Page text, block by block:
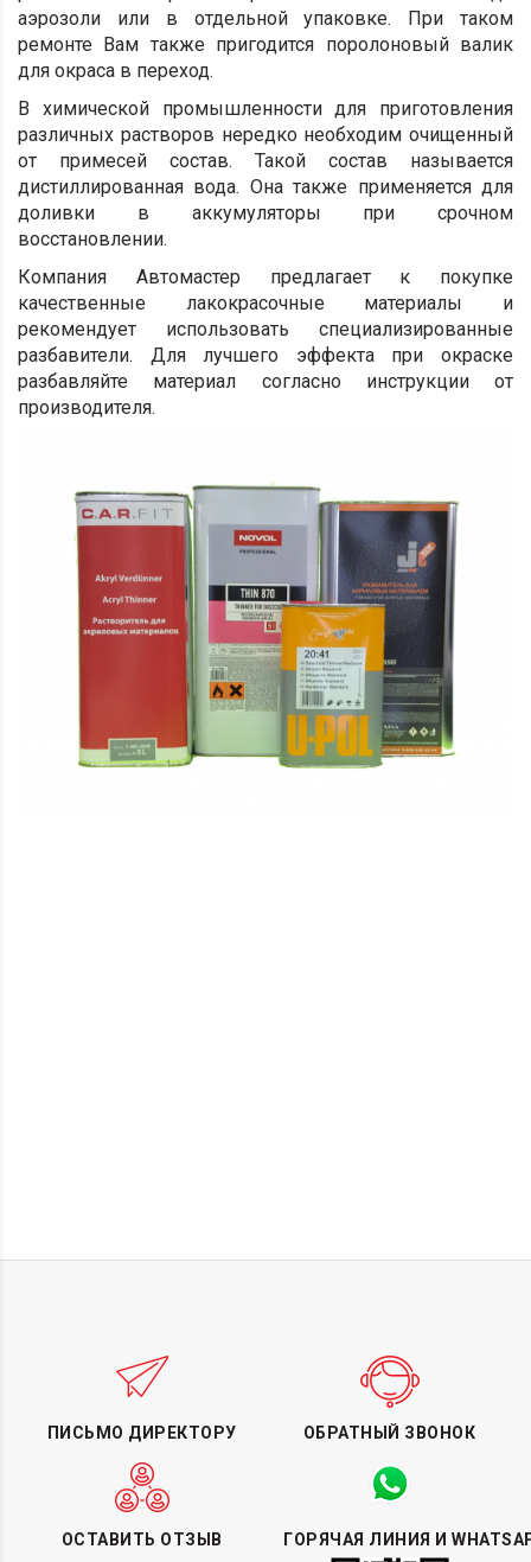
аэрозоли или в отдельной упаковке. При таком
ремонте Вам также пригодится поролоновый валик
для окраса в переход.
В химической промышленности для приготовления
различных растворов нередко необходим очищенный
от примесей состав. Такой состав называется
дистиллированная вода. Она также применяется для
доливки в аккумуляторы при срочном
восстановлении.
Компания Автомастер предлагает к покупке
качественные лакокрасочные материалы и
рекомендует использовать специализированные
разбавители. Для лучшего эффекта при окраске
разбавляйте материал согласно инструкции от
производителя.
ПИСЬМО ДИРЕКТОРУ ОБРАТНЫЙ ЗВОНОК
ОСТАВИТЬ ОТЗЫВ ГОРЯЧАЯ ЛИНИЯ И